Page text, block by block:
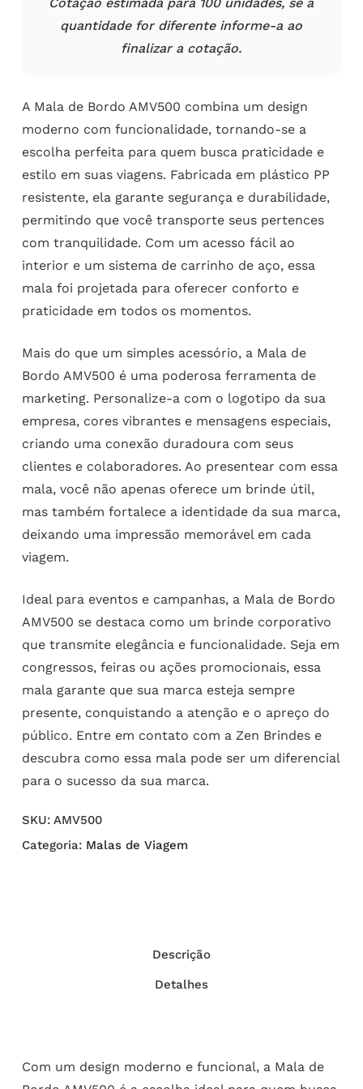
quantidade for diferente informe-a ao
finalizar a cotação.
A Mala de Bordo AMV500 combina um design
moderno com funcionalidade, tornando-se a
escolha perfeita para quem busca praticidade e
estilo em suas viagens. Fabricada em plástico PP
resistente, ela garante segurança e durabilidade,
permitindo que você transporte seus pertences
com tranquilidade. Com um acesso fácil ao
interior e um sistema de carrinho de aço, essa
mala foi projetada para oferecer conforto e
praticidade em todos os momentos.
Mais do que um simples acessório, a Mala de
Bordo AMV500 é uma poderosa ferramenta de
marketing. Personalize-a com o logotipo da sua
empresa, cores vibrantes e mensagens especiais,
criando uma conexão duradoura com seus
clientes e colaboradores. Ao presentear com essa
mala, você não apenas oferece um brinde útil,
mas também fortalece a identidade da sua marca,
deixando uma impressão memorável em cada
viagem.
Ideal para eventos e campanhas, a Mala de Bordo
AMV500 se destaca como um brinde corporativo
que transmite elegância e funcionalidade. Seja em
congressos, feiras ou ações promocionais, essa
mala garante que sua marca esteja sempre
presente, conquistando a atenção e o apreço do
público. Entre em contato com a Zen Brindes e
descubra como essa mala pode ser um diferencial
para o sucesso da sua marca.
SKU: AMV500
Categoria: Malas de Viagem
Descrição
Detalhes
Com um design moderno e funcional, a Mala de